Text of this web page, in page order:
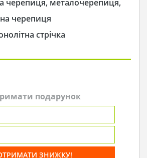
черепиця, металочерепиця,
черепиця
стрічка
подарунок